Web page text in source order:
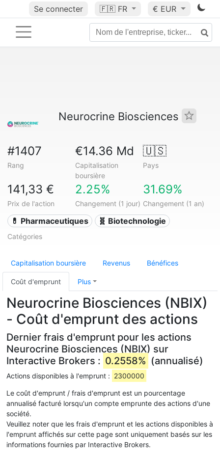
Se connecter 🇫🇷 FR € EUR
Neurocrine Biosciences
#1407
Rang
€14.36 Md
Capitalisation
boursière
🇺🇸
Pays
141,33 €
Prix de l'action
2.25%
Changement (1 jour)
31.69%
Changement (1 an)
💊 Pharmaceutiques 🧬 Biotechnologie
Catégories
Capitalisation boursière Revenus Bénéfices
Coût d'emprunt Plus
Neurocrine Biosciences (NBIX)
- Coût d'emprunt des actions
Dernier frais d'emprunt pour les actions
Neurocrine Biosciences (NBIX) sur
Interactive Brokers : 0.2558% (annualisé)
Actions disponibles à l'emprunt : 2300000
Le coût d'emprunt / frais d'emprunt est un pourcentage
annualisé facturé lorsqu'un compte emprunte des actions d'une
société.
Veuillez noter que les frais d'emprunt et les actions disponibles à
l'emprunt affichés sur cette page sont uniquement basés sur les
informations fournies par Interactive Brokers.